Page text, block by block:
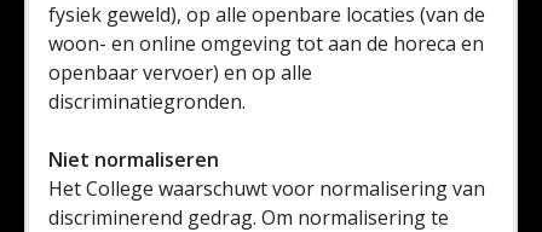
fysiek geweld), op alle openbare locaties (van de
woon- en online omgeving tot aan de horeca en
openbaar vervoer) en op alle
discriminatiegronden.
Niet normaliseren
Het College waarschuwt voor normalisering van
discriminerend gedrag. Om normalisering te